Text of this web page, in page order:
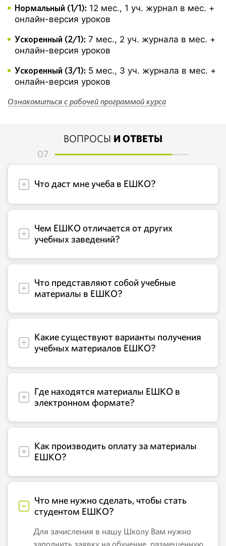
Нормальный (1/1): 12 мес., 1 уч. журнал в мес. +
онлайн-версия уроков
Ускоренный (2/1): 7 мес., 2 уч. журнала в мес. +
онлайн-версия уроков
Ускоренный (3/1): 5 мес., 3 уч. журнала в мес. +
онлайн-версия уроков
Ознакомиться с рабочей программой курса
ВОПРОСЫ И ОТВЕТЫ
07
Что даст мне учеба в ЕШКО?
Чем ЕШКО отличается от других
учебных заведений?
Что представляют собой учебные
материалы в ЕШКО?
Какие существуют варианты получения
учебных материалов ЕШКО?
Где находятся материалы ЕШКО в
электронном формате?
Как производить оплату за материалы
ЕШКО?
Что мне нужно сделать, чтобы стать
студентом ЕШКО?
Для зачисления в нашу Школу Вам нужно